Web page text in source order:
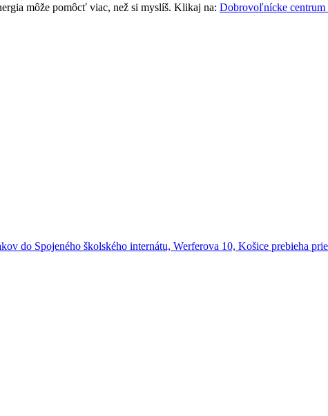
môže pomôcť viac, než si myslíš. Klikaj na: Dobrovoľnícke centrum
do Spojeného školského internátu, Werferova 10, Košice prebieha